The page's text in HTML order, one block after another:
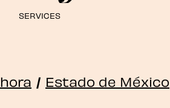
SERVICES
/ Estado de México